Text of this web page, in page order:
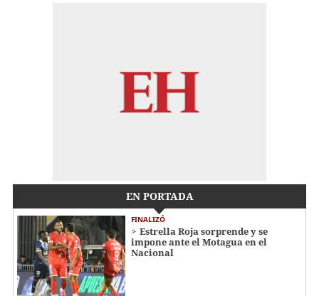
EN PORTADA
FINALIZÓ
Estrella Roja sorprende y se
impone ante el Motagua en el
Nacional